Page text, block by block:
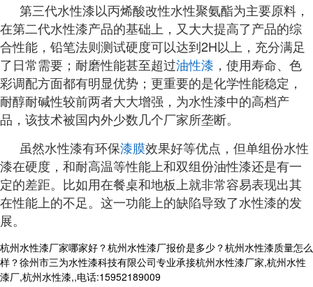
第三代水性漆以丙烯酸改性水性聚氨酯为主要原料，
在第二代水性漆产品的基础上，又大大提高了产品的综
合性能，铅笔法则测试硬度可以达到2H以上，充分满足
了日常需要；耐磨性能甚至超过油性漆 ，使用寿命、色
彩调配方面都有明显优势；更重要的是化学性能稳定，
耐醇耐碱性较前两者大大增强，为水性漆中的高档产
品，该技术被国内外少数几个厂家所垄断。
虽然水性漆有环保漆膜效果好等优点，但单组份水性
漆在硬度，和耐高温等性能上和双组份油性漆还是有一
定的差距。比如用在餐桌和地板上就非常容易表现出其
在性能上的不足。这一功能上的缺陷导致了水性漆的发
展。
杭州水性漆厂家哪家好？杭州水性漆厂报价是多少？杭州水性漆质量怎么
样？徐州市三为水性漆科技有限公司专业承接杭州水性漆厂家,杭州水性
漆厂,杭州水性漆,,电话:15952189009